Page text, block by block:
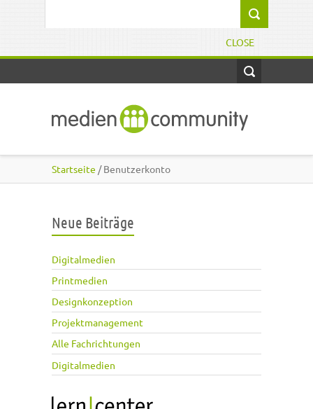
CLOSE
Startseite / Benutzerkonto
Neue Beiträge
Digitalmedien
Printmedien
Designkonzeption
Projektmanagement
Alle Fachrichtungen
Digitalmedien